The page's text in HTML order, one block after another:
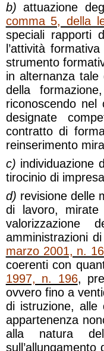
b) attuazione
comma 5, della
speciali rapporti
l’attività
strumento
in alternanza
della
riconoscendo
designate
contratto di
reinserimento
c) individuazione
tirocinio di
d) revisione delle
di lavoro,
valorizzazione
amministrazioni di
marzo 2001, n.
coerenti con
1997, n. 196,
ovvero fino a
di istruzione, alle
appartenenza
alla natura